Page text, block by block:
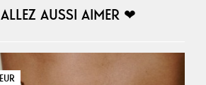
AUSSI AIMER ❤︎